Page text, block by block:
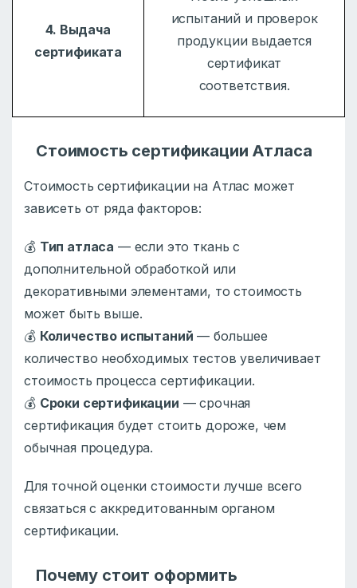
4. Выдача
сертификата
испытаний и проверок
продукции выдается
сертификат
соответствия.
Стоимость сертификации Атласа
Стоимость сертификации на Атлас может
зависеть от ряда факторов:
💰 Тип атласа — если это ткань с
дополнительной обработкой или
декоративными элементами, то стоимость
может быть выше.
💰 Количество испытаний — большее
количество необходимых тестов увеличивает
стоимость процесса сертификации.
💰 Сроки сертификации — срочная
сертификация будет стоить дороже, чем
обычная процедура.
Для точной оценки стоимости лучше всего
связаться с аккредитованным органом
сертификации.
Почему стоит оформить